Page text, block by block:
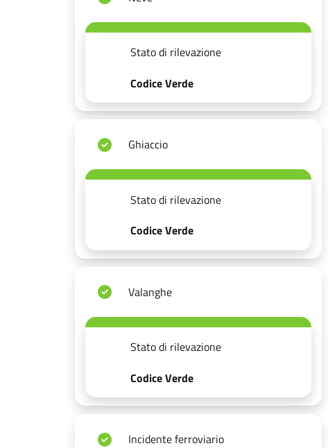
Stato di rilevazione
Codice Verde
Ghiaccio
Stato di rilevazione
Codice Verde
Valanghe
Stato di rilevazione
Codice Verde
Incidente ferroviario